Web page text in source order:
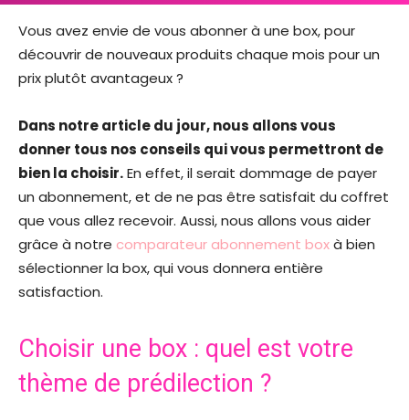
Vous avez envie de vous abonner à une box, pour
découvrir de nouveaux produits chaque mois pour un
prix plutôt avantageux ?
Dans notre article du jour, nous allons vous
donner tous nos conseils qui vous permettront de
bien la choisir.En effet, il serait dommage de payer
un abonnement, et de ne pas être satisfait du coffret
que vous allez recevoir. Aussi, nous allons vous aider
grâce à notre comparateur abonnement boxà bien
sélectionner la box, qui vous donnera entière
satisfaction.
Choisir une box : quel est votre
thème de prédilection ?